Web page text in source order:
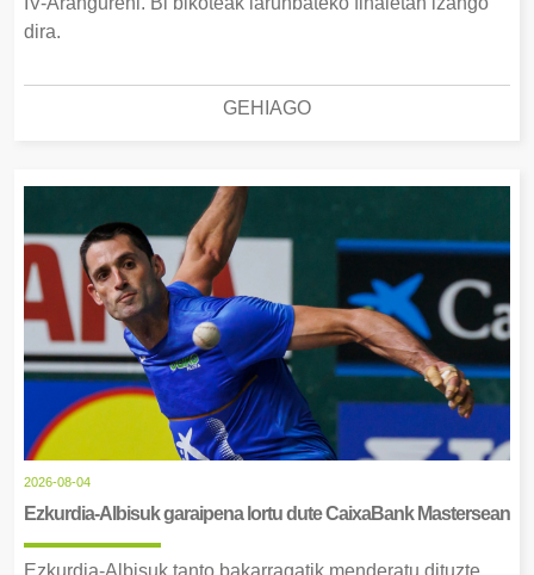
dira.
GEHIAGO
2026-08-04
Ezkurdia-Albisuk garaipena lortu dute CaixaBank Mastersean
Ezkurdia-Albisuk tanto bakarragatik menderatu dituzte